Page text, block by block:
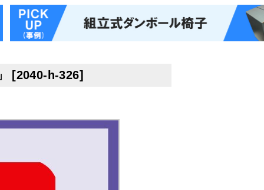
[2040-h-326]